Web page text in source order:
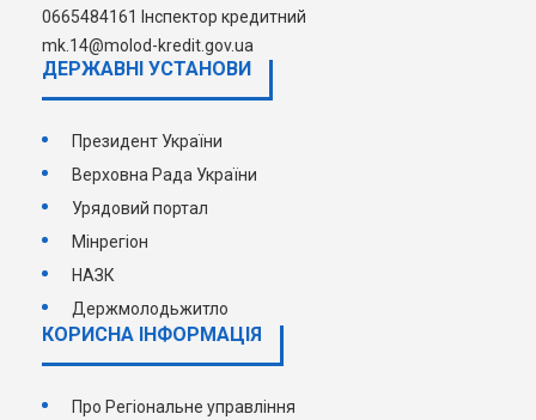
0665484161 Інспектор кредитний
mk.14@molod-kredit.gov.ua
ДЕРЖАВНI УСТАНОВИ
Президент України
Верховна Рада України
Урядовий портал
Мінрегіон
НАЗК
Держмолодьжитло
КОРИСНА ІНФОРМАЦІЯ
Про Регіональне управління